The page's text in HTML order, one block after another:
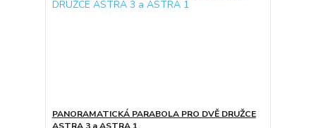
PANORAMATICKÁ PARABOLA PRO DVĚ DRUŽCE
ASTRA 3 a ASTRA 1